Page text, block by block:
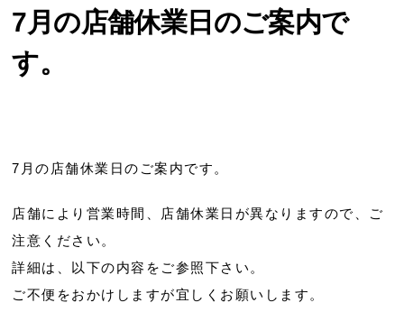
7月の店舗休業日のご案内で
す。
7月の店舗休業日のご案内です。
店舗により営業時間、店舗休業日が異なりますので、ご
注意ください。
詳細は、以下の内容をご参照下さい。
ご不便をおかけしますが宜しくお願いします。